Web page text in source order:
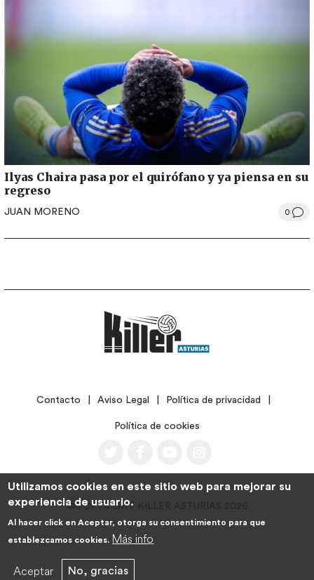
Ilyas Chaira pasa por el quirófano y ya piensa en su
regreso
JUAN MORENO 0
LEGALContacto Aviso Legal Política de privacidad
Política de cookies
©COPYRIGHT KILLER ASTURIAS 2026
Utilizamos cookies en este sitio web para mejorar su
experiencia de usuario.
Al hacer click en Aceptar, otorga su consentimiento para que
establezcamos cookies. Más info
Aceptar No, gracias